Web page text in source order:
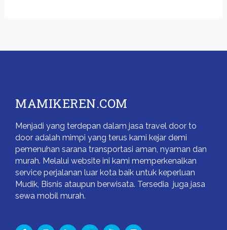
MAMIKEREN.COM
Menjadi yang terdepan dalam jasa travel door to
door adalah mimpi yang terus kami kejar demi
pemenuhan sarana transportasi aman, nyaman dan
murah. Melalui website ini kami memperkenalkan
service perjalanan luar kota baik untuk keperluan
Mudik, Bisnis ataupun berwisata. Tersedia juga jasa
sewa mobil murah.